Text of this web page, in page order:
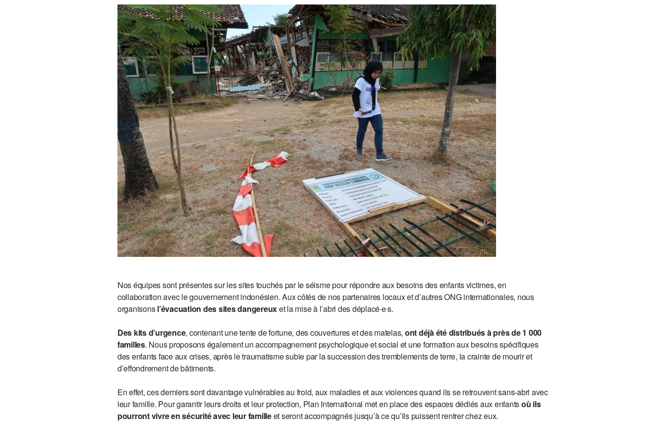
Nos équipes sont présentes sur les sites touchés par le séisme pour répondre aux besoins des enfants victimes, en
collaboration avec le gouvernement indonésien. Aux côtés de nos partenaires locaux et d’autres ONG internationales, nous
organisonsl’évacuation des sites dangereuxet la mise à l’abri des déplacé·e·s.
Des kits d’urgence, contenant une tente de fortune, des couvertures et des matelas, ont déjà été distribués à près de 1 000
familles. Nous proposons également un accompagnement psychologique et social et une formation aux besoins spécifiques
des enfants face aux crises, après le traumatisme subie par la succession des tremblements de terre, la crainte de mourir et
d’effondrement de bâtiments.
En effet, ces derniers sont davantage vulnérables au froid, aux maladies et aux violences quand ils se retrouvent sans-abri avec
leur famille. Pour garantir leurs droits et leur protection, Plan International met en place des espaces dédiés aux enfantsoù ils
pourront vivre en sécurité avec leur familleet seront accompagnés jusqu’à ce qu’ils puissent rentrer chez eux.